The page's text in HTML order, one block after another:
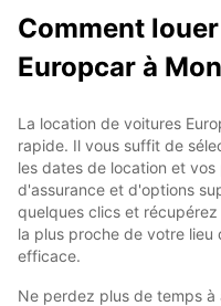
Comment
Europcar à
La location de voitures
rapide. Il vous suffit de
les dates de location et
d'assurance et d'options
quelques clics et
la plus proche de votre
efficace.
Ne perdez plus de temps